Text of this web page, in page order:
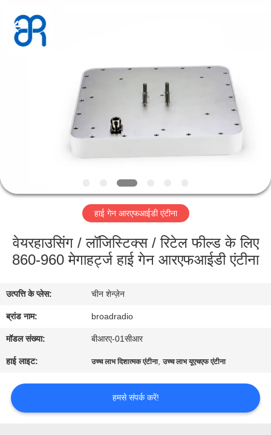
वीआर
दिखाएँ
हमारे
बारे
फैक्टरी
यात्रा
गुणवत्ता
नियंत्रण
Technology
Co.,LTD..
Rights
हाई गेन आरएफआईडी एंटीना
वेयरहाउसिंग / लॉजिस्टिक्स / रिटेल फील्ड के लिए
860-960 मेगाहर्ट्ज हाई गेन आरएफआईडी एंटीना
उत्पत्ति के प्लेस: चीन शेन्ज़ेन
ब्रांड नाम: broadradio
मॉडल संख्या: बीआरए-01सीआर
हाई लाइट: उच्च लाभ दिशात्मक एंटीना,उच्च लाभ यूएचएफ एंटीना
हमसे संपर्क करें!